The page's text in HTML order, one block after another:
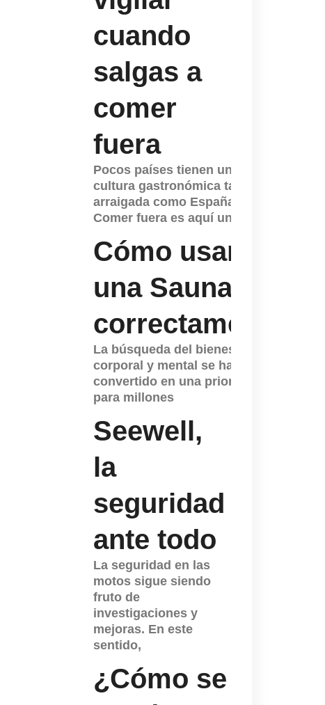
cuando
salgas a
comer
fuera
Pocos países tienen una
cultura gastronómica tan
arraigada como España.
Comer fuera es aquí un
Cómo usar
una Sauna
correctamente
La búsqueda del bienestar
corporal y mental se ha
convertido en una prioridad
para millones
Seewell,
la
seguridad
ante todo
La seguridad en las
motos sigue siendo
fruto de
investigaciones y
mejoras. En este
sentido,
¿Cómo se